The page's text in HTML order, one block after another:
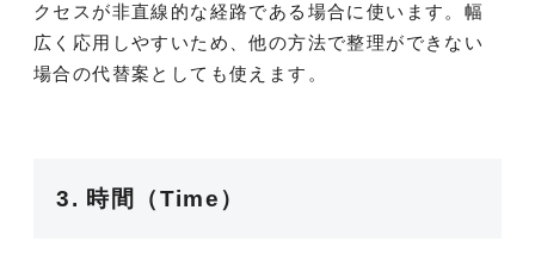
クセスが非直線的な経路である場合に使います。幅
広く応用しやすいため、他の方法で整理ができない
場合の代替案としても使えます。
3. 時間（Time）